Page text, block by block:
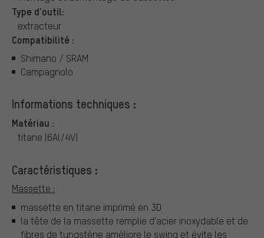
Type d'outil:
extracteur
Compatibilité :
Shimano / SRAM
Campagnolo
Informations techniques :
Matériau :
titane (6Al/4V)
Caractéristiques :
Massette :
massette en titane imprimé en 3D
la tête de la massette remplie d'acier inoxydable et de
fibres de tungstène améliore le swing et évite les